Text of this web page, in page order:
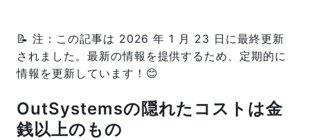
📝 注：この記事は 2026 年 1 月 23 日に最終更新
されました。最新の情報を提供するため、定期的に
情報を更新しています！😊
OutSystemsの隠れたコストは金
銭以上のもの